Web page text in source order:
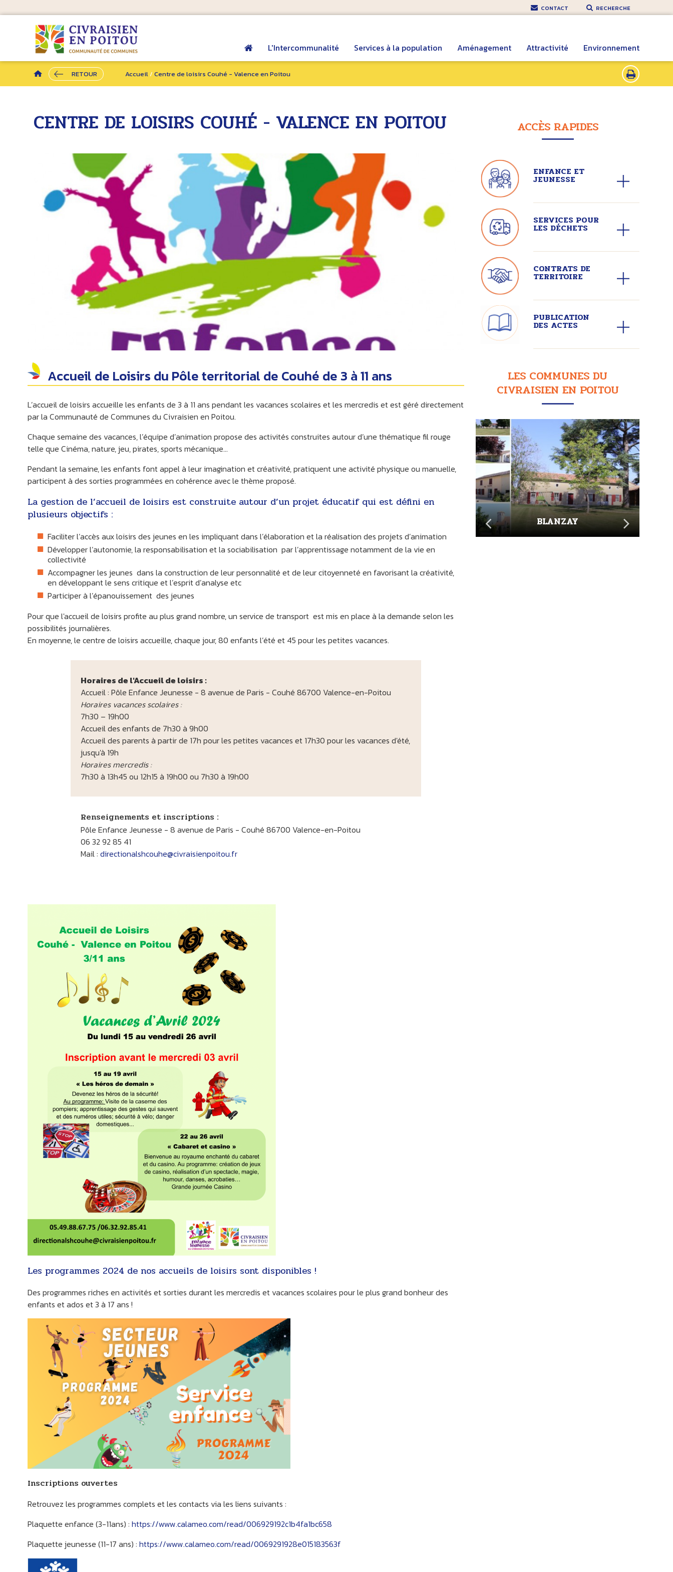
RECHERCHE
CONTACT
L'Intercommunalité Services à la population Aménagement Attractivité Environnement
RETOUR Accueil/Centre de loisirs Couhé - Valence en Poitou
CENTRE DE LOISIRS COUHÉ - VALENCE EN POITOU
Accueil de Loisirs du Pôle territorial de Couhé de 3 à 11 ans
L’accueil de loisirs accueille les enfants de 3 à 11 ans pendant les vacances scolaires et les mercredis et est géré directement
par la Communauté de Communes du Civraisien en Poitou.
Chaque semaine des vacances, l’équipe d’animation propose des activités construites autour d’une thématique fil rouge
telle que Cinéma, nature, jeu, pirates, sports mécanique…
Pendant la semaine, les enfants font appel à leur imagination et créativité, pratiquent une activité physique ou manuelle,
participent à des sorties programmées en cohérence avec le thème proposé.
La gestion de l’accueil de loisirs est construite autour d’un projet éducatif qui est défini en
plusieurs objectifs :
Faciliter l’accès aux loisirs des jeunes en les impliquant dans l’élaboration et la réalisation des projets d’animation
​Développer l’autonomie, la responsabilisation et la sociabilisation par l’apprentissage notamment de la vie en
collectivité
Accompagner les jeunes dans la construction de leur personnalité et de leur citoyenneté en favorisant la créativité,
en développant le sens critique et l’esprit d’analyse etc
​Participer à l’épanouissement des jeunes
Pour que l'accueil de loisirs profite au plus grand nombre, un service de transport est mis en place à la demande selon les
possibilités journalières.
En moyenne, le centre de loisirs accueille, chaque jour, 80 enfants l’été et 45 pour les petites vacances.
Horaires de l'Accueil de loisirs :
Accueil : Pôle Enfance Jeunesse - 8 avenue de Paris - Couhé 86700 Valence-en-Poitou
Horaires vacances scolaires :
7h30 – 19h00
Accueil des enfants de 7h30 à 9h00
Accueil des parents à partir de 17h pour les petites vacances et 17h30 pour les vacances d'été,
jusqu'à 19h
Horaires mercredis :
7h30 à 13h45 ou 12h15 à 19h00 ou 7h30 à 19h00
Renseignements et inscriptions :
Pôle Enfance Jeunesse - 8 avenue de Paris - Couhé 86700 Valence-en-Poitou
06 32 92 85 41
Mail : directionalshcouhe@civraisienpoitou.fr
Les programmes 2024 de nos accueils de loisirs sont disponibles !
Des programmes riches en activités et sorties durant les mercredis et vacances scolaires pour le plus grand bonheur des
enfants et ados et 3 à 17 ans !
Inscriptions ouvertes
Retrouvez les programmes complets et les contacts via les liens suivants :
Plaquette enfance (3-11ans) : https://www.calameo.com/read/006929192c1b4fa1bc658
Plaquette jeunesse (11-17 ans) : https://www.calameo.com/read/0069291928e015183563f
ACCÈS RAPIDES
ENFANCE ET
JEUNESSE
SERVICES POUR
LES DÉCHETS
CONTRATS DE
TERRITOIRE
PUBLICATION
DES ACTES
LES COMMUNES DU
CIVRAISIEN EN POITOU
SOMMIÈRES DU CLAIN
BLANZAY